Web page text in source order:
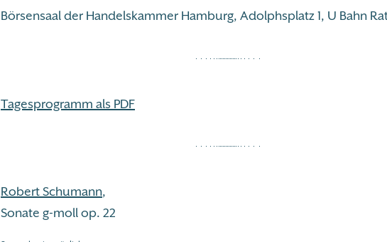
Börsensaal der Handelskammer Hamburg, Adolphsplatz 1, U Bahn
Tagesprogramm als PDF
Robert Schumann,
Sonate g-moll op. 22